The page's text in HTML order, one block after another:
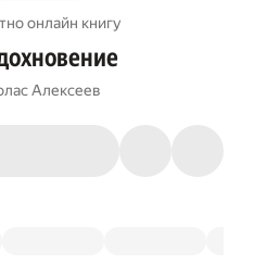
онлайн книгу
Алексеев